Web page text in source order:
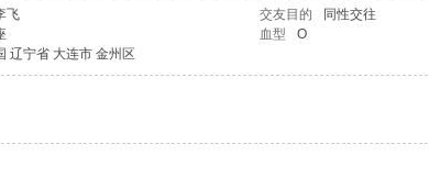
飞 交友目的
同性交往
血型
O
辽宁省 大连市 金州区